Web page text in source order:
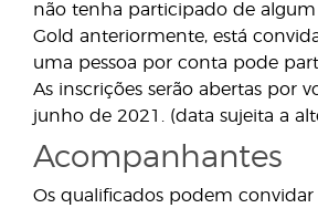
não tenha participado de
Gold anteriormente, está
uma pessoa por conta pode
As inscrições serão abertas por
junho de 2021. (data sujeita a
Acompanhantes
Os qualificados podem